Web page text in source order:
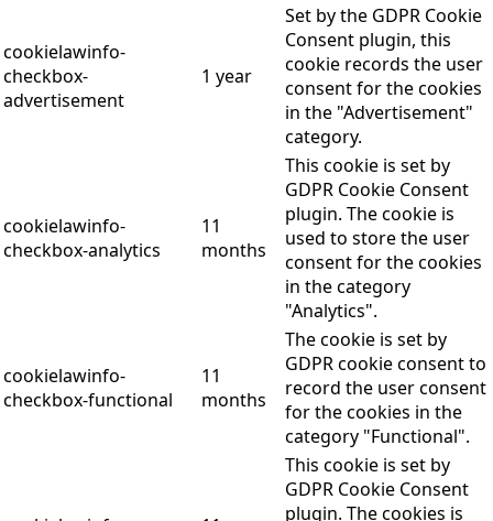
cookielawinfo-
checkbox-
advertisement
1 year
Set by the GDPR Cookie
Consent plugin, this
cookie records the user
consent for the cookies
in the "Advertisement"
category.
cookielawinfo-
checkbox-analytics
11
months
This cookie is set by
GDPR Cookie Consent
plugin. The cookie is
used to store the user
consent for the cookies
in the category
"Analytics".
cookielawinfo-
checkbox-functional
11
months
The cookie is set by
GDPR cookie consent to
record the user consent
for the cookies in the
category "Functional".
This cookie is set by
GDPR Cookie Consent
plugin. The cookies is